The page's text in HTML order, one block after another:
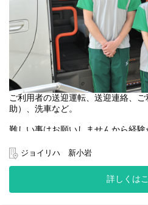
ご利用者の送迎運転、送迎連絡、
助）、洗車など。
難しい事はお願いしませんから経験
あたたかい雰囲気と人間関係の良
50代・60代の中高年・シニアスタ
身体に無理なく働いています♪
ジョイリハ 新小岩
詳しくは